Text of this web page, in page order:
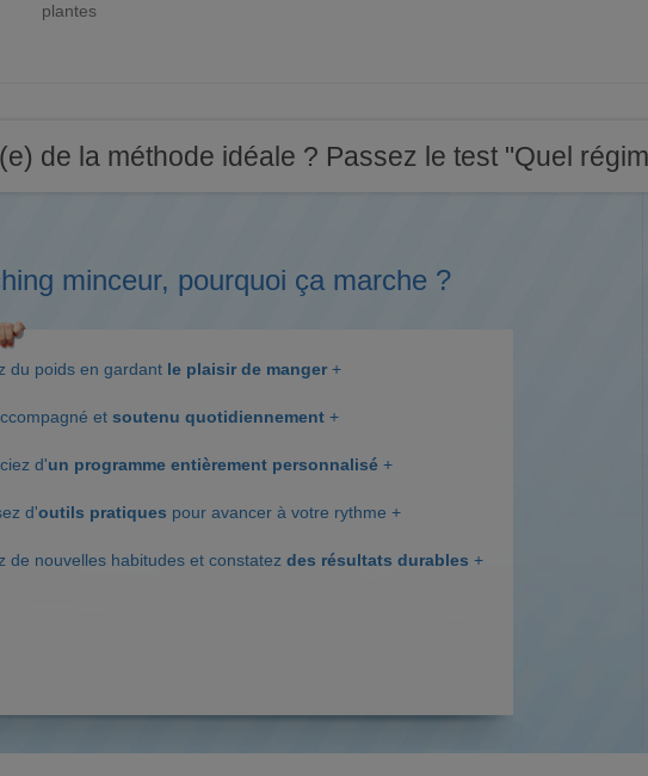
plantes
de la méthode idéale ? Passez le test "Quel
minceur, pourquoi ça marche ?
du poids en gardant le plaisir de manger +
et soutenu quotidiennement +
d'un programme entièrement personnalisé +
d'outils pratiques pour avancer à votre rythme +
de nouvelles habitudes et constatez des résultats durables +